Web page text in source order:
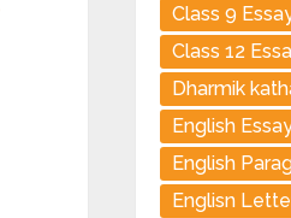
Class 9
Class 12
Dharmik
English
English
Englisn